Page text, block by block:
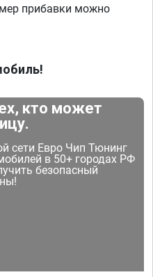
прибавки можно
кто может
сети Евро Чип Тюнинг
в 50+ городах РФ
безопасный